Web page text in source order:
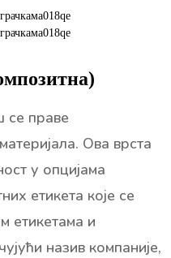
се праве
Ова врста
у опцијама
етикета које се
етикетама и
назив компаније,